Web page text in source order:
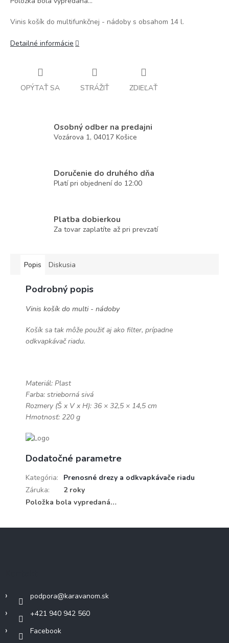
Vinis košík do multifunkčnej - nádoby s obsahom 14 l.
Detailné informácie
OPÝTAŤ SA STRÁŽIŤ ZDIEĽAŤ
Osobný odber na predajni
Vozárova 1, 04017 Košice
Doručenie do druhého dňa
Platí pri objednení do 12:00
Platba dobierkou
Za tovar zaplatíte až pri prevzatí
Popis Diskusia
Podrobný popis
Vinis košík do multi - nádoby
Košík sa tak môže použiť aj ako filter, prípadne
odkvapkávač riadu.
Materiál: Plast
Farba: strieborná sivá
Rozmery (Š x V x H): 36 × 32,5 × 14,5 cm
Hmotnosť: 220 g
Dodatočné parametre
Kategória:
Prenosné drezy a odkvapkávače riadu
Záruka:
2 roky
Položka bola vypredaná…
podpora@karavanom.sk
+421 940 942 560
Facebook